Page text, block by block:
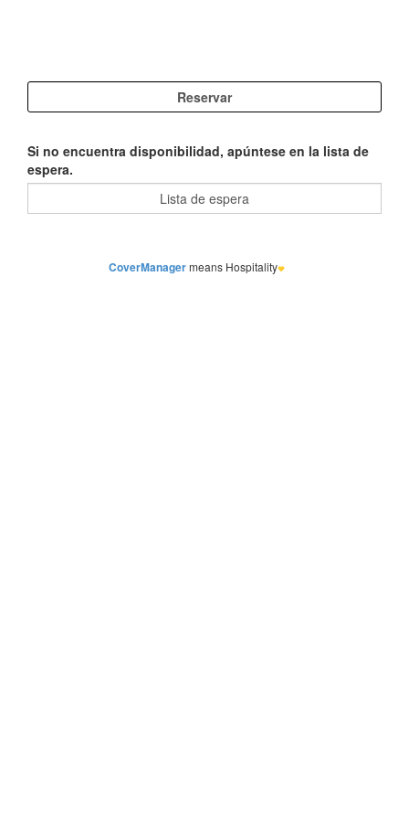
Si no encuentra disponibilidad, apúntese en la lista de
espera.
CoverManagermeans Hospitality